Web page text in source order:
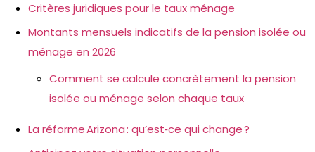
Critères juridiques pour le taux ménage
Montants mensuels indicatifs de la pension isolée ou
ménage en 2026
Comment se calcule concrètement la pension
isolée ou ménage selon chaque taux
La réforme Arizona : qu’est‑ce qui change ?